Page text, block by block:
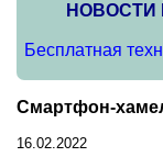
НОВОСТИ
Бесплатная
Смартфон-
16.02.2022